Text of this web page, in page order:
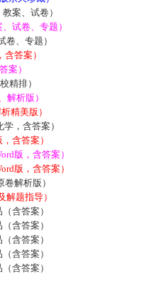
案、试卷）
试卷、专题）
、专题）
答案）
案）
精排）
解析版）
精美版）
，含答案）
含答案）
版，含答案）
版，含答案）
解析版）
题指导）
含答案）
含答案）
含答案）
含答案）
含答案）